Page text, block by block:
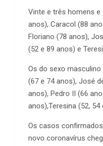
Vinte e três homens e
anos), Caracol (88
Floriano (78 anos),
(52 e 89 anos) e
Os do sexo
(67 e 74 anos), José
anos), Pedro II (66
anos),Teresina (52,
Os casos
novo coronavírus